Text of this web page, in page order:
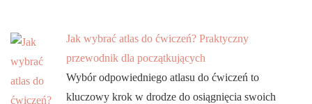
Jak wybrać atlas do ćwiczeń? Praktyczny
przewodnik dla początkujących
Wybór odpowiedniego atlasu do ćwiczeń to
kluczowy krok w drodze do osiągnięcia swoich